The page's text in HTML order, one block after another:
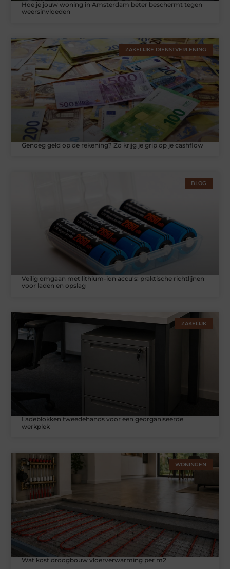
Hoe je jouw woning in Amsterdam beter beschermt tegen
weersinvloeden
ZAKELIJKE DIENSTVERLENING
Genoeg geld op de rekening? Zo krijg je grip op je cashflow
BLOG
Veilig omgaan met lithium-ion accu's: praktische richtlijnen
voor laden en opslag
ZAKELIJK
Ladeblokken tweedehands voor een georganiseerde
werkplek
WONINGEN
Wat kost droogbouw vloerverwarming per m2